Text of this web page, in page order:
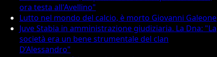
ora testa all'Avellino"
Lutto nel mondo del calcio, è morto Giovanni Galeone
Juve Stabia in amministrazione giudiziaria. La Dna: "La
società era un bene strumentale del clan
D’Alessandro"